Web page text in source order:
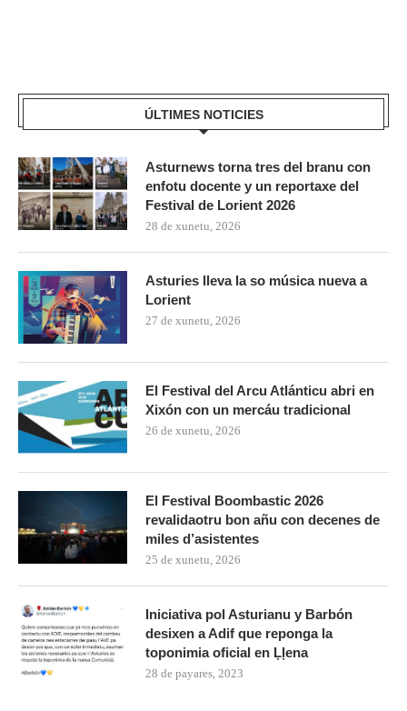
ÚLTIMES NOTICIES
Asturnews torna tres del branu con
enfotu docente y un reportaxe del
Festival de Lorient 2026
28 de xunetu, 2026
Asturies lleva la so música nueva a
Lorient
27 de xunetu, 2026
El Festival del Arcu Atlánticu abri en
Xixón con un mercáu tradicional
26 de xunetu, 2026
El Festival Boombastic 2026
revalidaotru bon añu con decenes de
miles d’asistentes
25 de xunetu, 2026
Iniciativa pol Asturianu y Barbón
desixen a Adif que reponga la
toponimia oficial en Ḷḷena
28 de payares, 2023